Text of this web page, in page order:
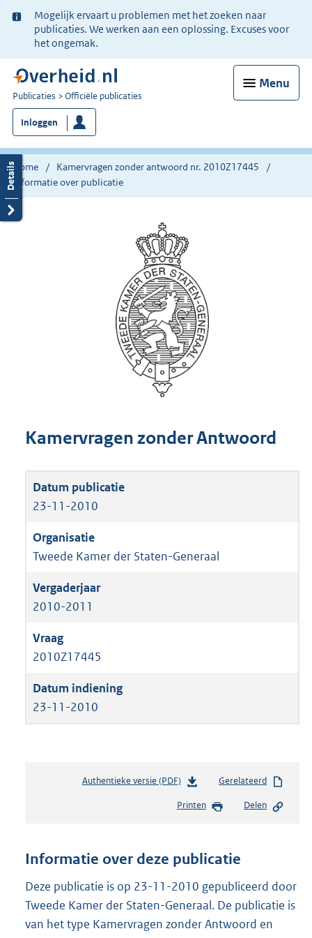
Ter
informatie:
Mogelijk ervaart u problemen met het zoeken naar
publicaties. We werken aan een oplossing. Excuses voor
het ongemak.
Menu
U
bent
nu
hier:
Publicaties Officiële publicaties
Inloggen
Home
Kamervragen zonder antwoord nr. 2010Z17445
Informatie over publicatie
Kamervragen zonder Antwoord
23-11-2010
Tweede Kamer der Staten-Generaal
2010-2011
2010Z17445
23-11-2010
Authentieke versie (PDF)b
s
n
s
r
o
Gerelateerd
Printen Delen
Informatie over deze publicatie
Deze publicatie is op 23-11-2010 gepubliceerd door
Tweede Kamer der Staten-Generaal. De publicatie is
van het type Kamervragen zonder Antwoord en